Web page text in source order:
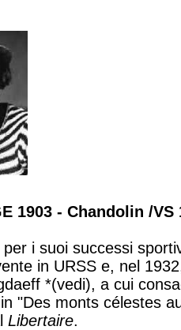
1903 - Chandolin /VS
per i suoi successi
in URSS e, nel
*(vedi), a cui
"Des monts célestes
Libertaire.